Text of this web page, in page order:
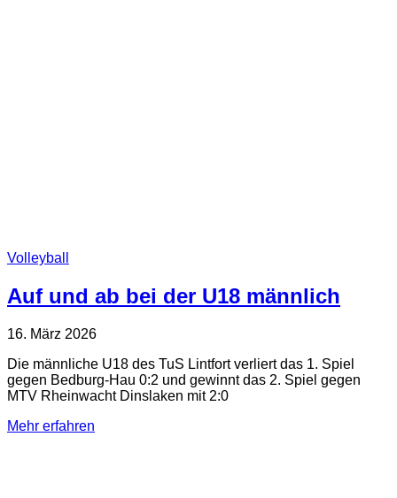
Volleyball
Auf und ab bei der U18 männlich
16. März 2026
Die männliche U18 des TuS Lintfort verliert das 1. Spiel
gegen Bedburg-Hau 0:2 und gewinnt das 2. Spiel gegen
MTV Rheinwacht Dinslaken mit 2:0
Mehr erfahren